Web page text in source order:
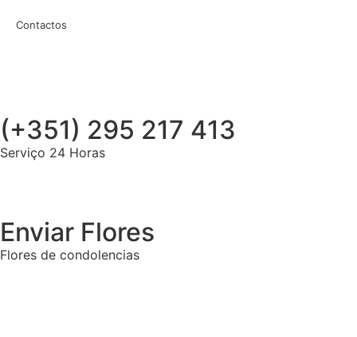
Contactos
(+351) 295 217 413
Serviço 24 Horas
Enviar Flores
Flores de condolencias